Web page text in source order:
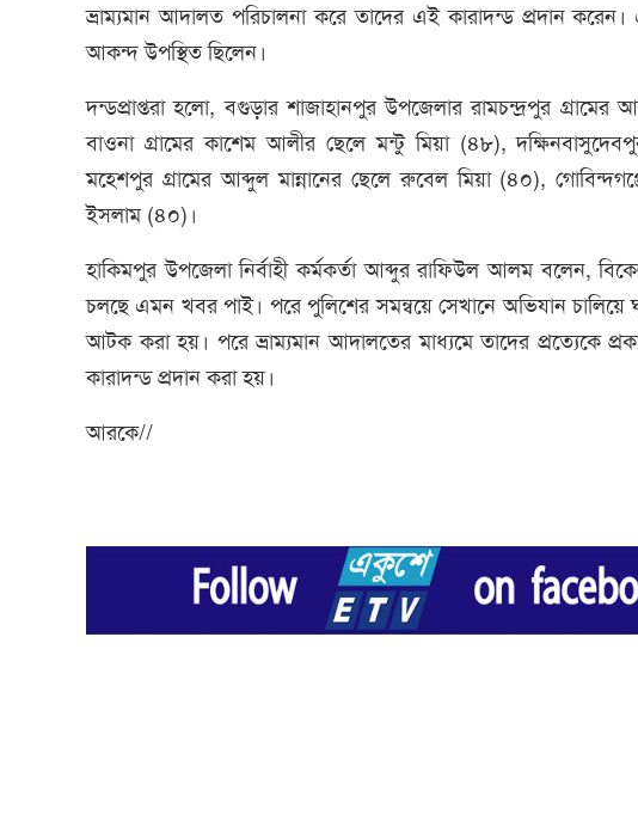
ভ্রাম্যমান আদালত পরিচালনা করে তাদের এই কারাদন্ড প্রদান
আকন্দ উপস্থিত ছিলেন।
দন্ডপ্রাপ্তরা হলো, বগুড়ার শাজাহানপুর উপজেলার রামচন্দ্রপুর
বাওনা গ্রামের কাশেম আলীর ছেলে মন্টু মিয়া (৪৮),
মহেশপুর গ্রামের আব্দুল মান্নানের ছেলে রুবেল মিয়া (৪০),
ইসলাম (৪০)।
হাকিমপুর উপজেলা নির্বাহী কর্মকর্তা আব্দুর রাফিউল আলম বলেন,
চলছে এমন খবর পাই। পরে পুলিশের সমন্বয়ে সেখানে অভিযান চালিয়ে
আটক করা হয়। পরে ভ্রাম্যমান আদালতের মাধ্যমে তাদের প্রত্যেকে
কারাদন্ড প্রদান করা হয়।
আরকে//